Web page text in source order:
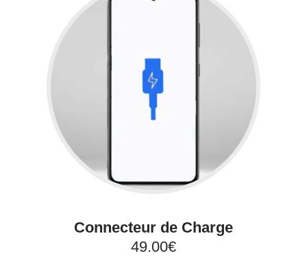
Connecteur de Charge
49.00€